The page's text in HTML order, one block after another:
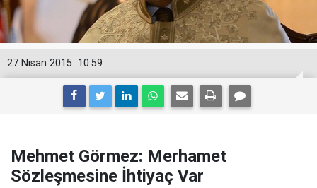
10:59
27 Nisan 2015
Mehmet Görmez: Merhamet
Sözleşmesine İhtiyaç Var